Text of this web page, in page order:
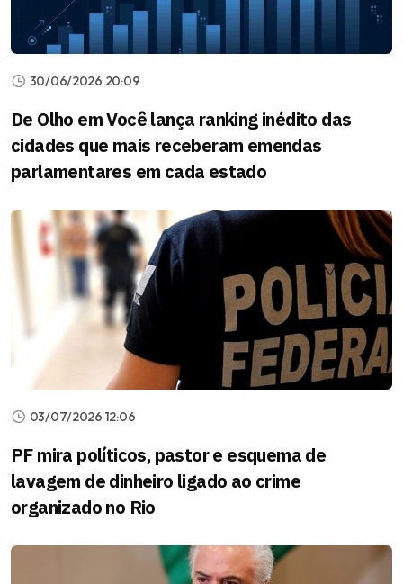
30/06/2026 20:09
De Olho em Você lança ranking inédito das
cidades que mais receberam emendas
parlamentares em cada estado
03/07/2026 12:06
PF mira políticos, pastor e esquema de
lavagem de dinheiro ligado ao crime
organizado no Rio